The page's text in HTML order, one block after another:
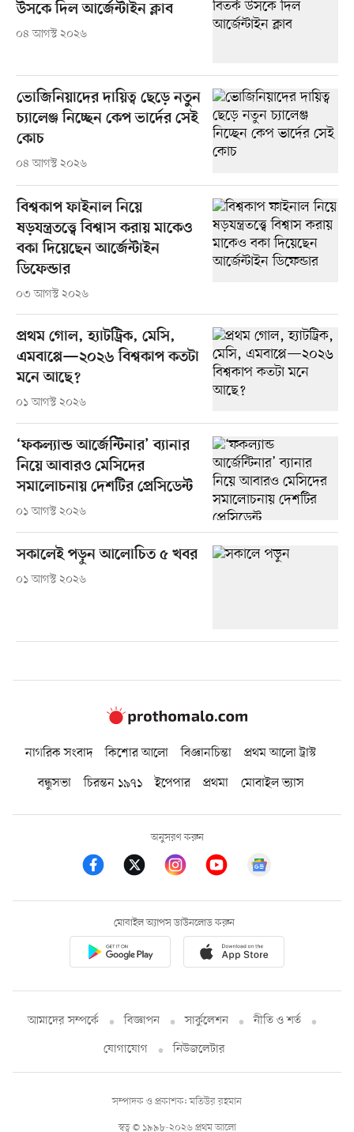
উসকে দিল আর্জেন্টাইন ক্লাব
০৪ আগস্ট ২০২৬
ভোজিনিয়াদের দায়িত্ব ছেড়ে নতুন
চ্যালেঞ্জ নিচ্ছেন কেপ ভার্দের সেই
কোচ
০৪ আগস্ট ২০২৬
বিশ্বকাপ ফাইনাল নিয়ে
ষড়যন্ত্রতত্ত্বে বিশ্বাস করায় মাকেও
বকা দিয়েছেন আর্জেন্টাইন
ডিফেন্ডার
০৩ আগস্ট ২০২৬
প্রথম গোল, হ্যাটট্রিক, মেসি,
এমবাপ্পে—২০২৬ বিশ্বকাপ কতটা
মনে আছে?
০১ আগস্ট ২০২৬
‘ফকল্যান্ড আর্জেন্টিনার’ ব্যানার
নিয়ে আবারও মেসিদের
সমালোচনায় দেশটির প্রেসিডেন্ট
০১ আগস্ট ২০২৬
সকালেই পড়ুন আলোচিত ৫ খবর
০১ আগস্ট ২০২৬
নাগরিক সংবাদ কিশোর আলো বিজ্ঞানচিন্তা
প্রথম আলো ট্রাস্ট
বন্ধুসভা
চিরন্তন ১৯৭১ ইপেপার প্রথমা মোবাইল ভ্যাস
অনুসরণ করুন
মোবাইল অ্যাপস ডাউনলোড করুন
আমাদের সম্পর্কে বিজ্ঞাপন সার্কুলেশন
নীতি ও শর্ত
যোগাযোগ
নিউজলেটার
স্বত্ব © ১৯৯৮-২০২৬ প্রথম আলো
সম্পাদক ও প্রকাশক: মতিউর রহমান